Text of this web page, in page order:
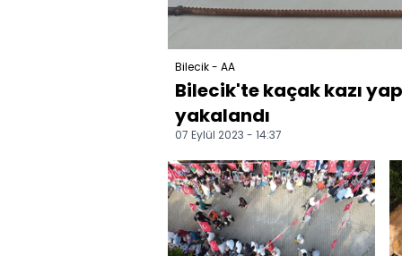
Bilecik - AA
Bilecik'te kaçak kazı
yakalandı
07 Eylül 2023 - 14:37